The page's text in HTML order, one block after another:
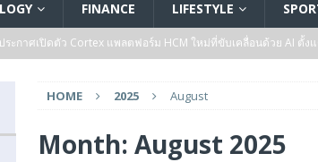
FINANCE LIFESTYLE
ระกาศเปิดตัว Cortex แพลตฟอร์ม HCM ใหม่ที่ขับเคลื่อนด้วย AI ตั้ง
และ DTI-EMB ประกาศความร่วมมือเชิงกลยุทธ์เพื่อเร่งการเติบโตข
HOME 2025 August
Month: August 2025